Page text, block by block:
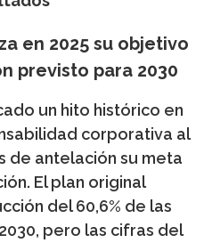
en 2025 su objetivo
previsto para 2030
un hito histórico en
corporativa al
de antelación su meta
El plan original
del 60,6% de las
pero las cifras del